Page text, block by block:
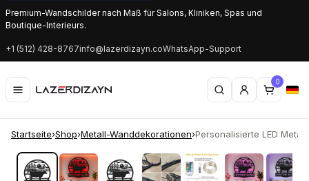
Premium-Wandschilder nach Maß für Salons, Kliniken, Spas und
Boutique-Interieurs.
+1 (512) 428-8767info@lazerdizayn.coWhatsApp-Support
0
Startseite›Shop›Metall-Wanddekorationen›Personalisierte LED
‹ ›